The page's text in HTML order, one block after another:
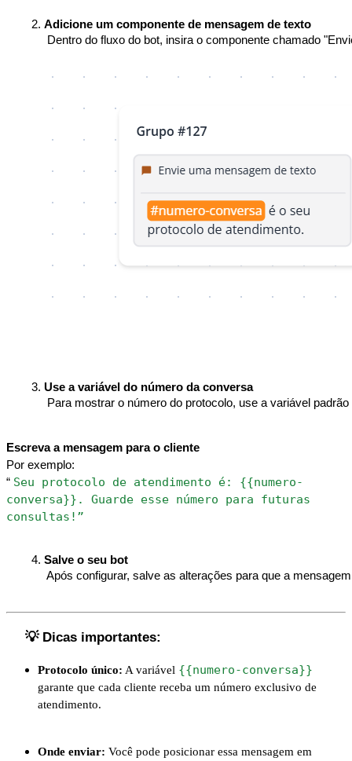
Adicione um componente de mensagem de texto
Dentro do fluxo do bot, insira o componente chamado
Use a variável do número da conversa
Para mostrar o número do protocolo, use a variável
Escreva a mensagem para o cliente
Por exemplo:
“ Seu protocolo de atendimento é: {{numero-
conversa}}. Guarde esse número para futuras
consultas!”
Salve o seu bot
Após configurar, salve as alterações para que a
💡 Dicas importantes:
Protocolo único: A variável {{numero-conversa}}
garante que cada cliente receba um número exclusivo de
atendimento.
Onde enviar: Você pode posicionar essa mensagem em